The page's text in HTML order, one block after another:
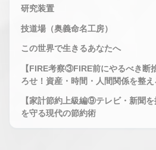
研究装置
技道場（奥義命名工房）
この世界で生きるあなたへ
【FIRE考察③FIRE前にやるべき断
ろせ！資産・時間・人間関係を整え
【家計節約上級編⑨テレビ・新聞
を守る現代の節約術
SYS.LOG //
HAITO_OBS_V2.6